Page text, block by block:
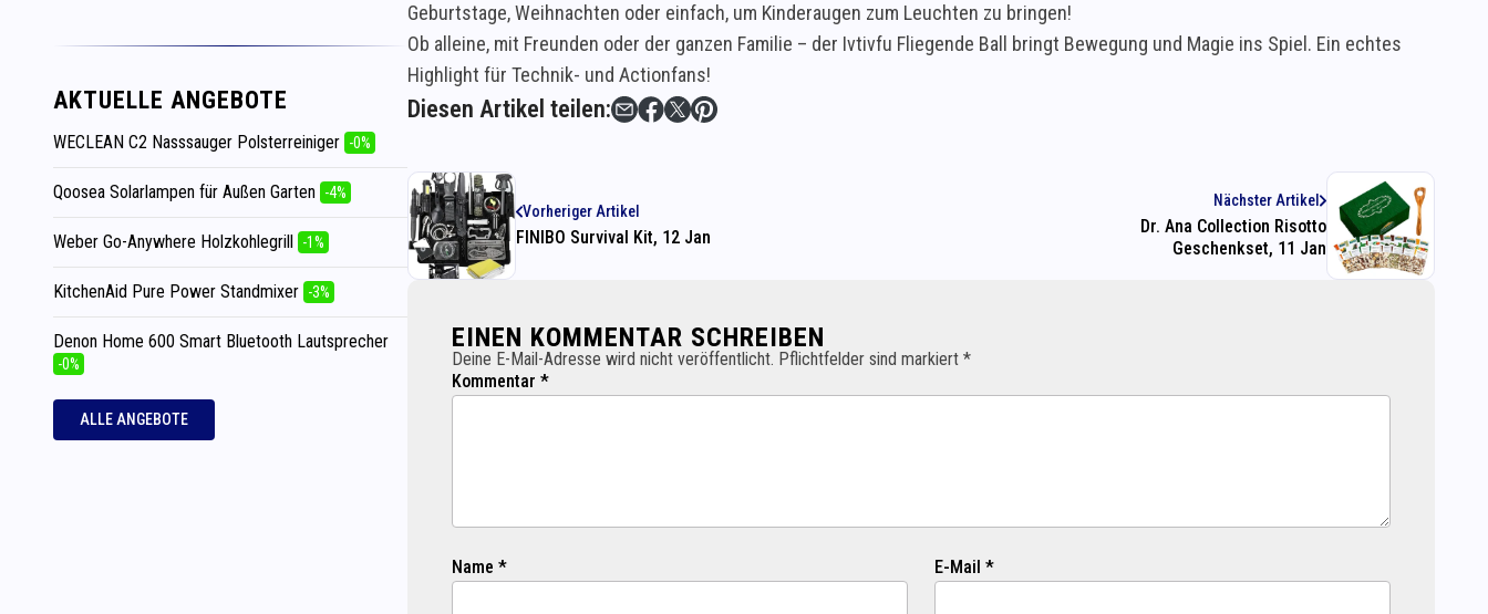
Geburtstage, Weihnachten oder einfach, um Kinderaugen zum Leuchten zu bringen!
Ob alleine, mit Freunden oder der ganzen Familie – der Ivtivfu Fliegende Ball bringt Bewegung und Magie ins Spiel. Ein echtes
Highlight für Technik- und Actionfans!
Diesen Artikel teilen:
Vorheriger Artikel
FINIBO Survival Kit, 12 Jan
Nächster Artikel
Dr. Ana Collection Risotto
Geschenkset, 11 Jan
EINEN KOMMENTAR SCHREIBEN
Deine E-Mail-Adresse wird nicht veröffentlicht. Pflichtfelder sind markiert *
Kommentar *
Name * E-Mail *
AKTUELLE ANGEBOTE
WECLEAN C2 Nasssauger Polsterreiniger -0%
Qoosea Solarlampen für Außen Garten -4%
Weber Go-Anywhere Holzkohlegrill -1%
KitchenAid Pure Power Standmixer -3%
Denon Home 600 Smart Bluetooth Lautsprecher
-0%
ALLE ANGEBOTE